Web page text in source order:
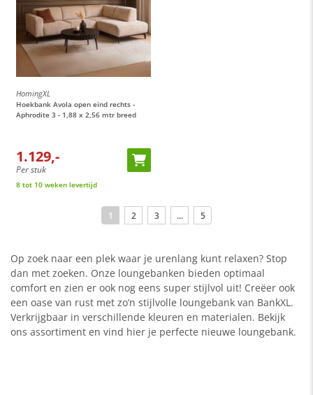
HomingXL
Hoekbank Avola open eind rechts -
Aphrodite 3 - 1,88 x 2,56 mtr breed
1.129,-
Per stuk
8 tot 10 weken levertijd
1 2 3 ... 5
Op zoek naar een plek waar je urenlang kunt relaxen? Stop
dan met zoeken. Onze loungebanken bieden optimaal
comfort en zien er ook nog eens super stijlvol uit! Creëer ook
een oase van rust met zo’n stijlvolle loungebank van BankXL.
Verkrijgbaar in verschillende kleuren en materialen. Bekijk
ons assortiment en vind hier je perfecte nieuwe loungebank.